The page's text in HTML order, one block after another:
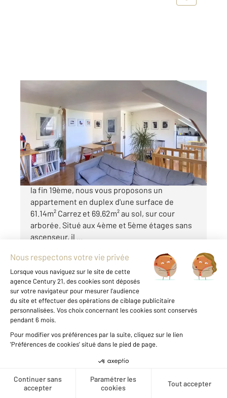
Créer une alerte
61,14 m
, 3 pièces
Ref : 31525
Appartement à vendre
525 000 €
Quartier Salpêtrière, dans une copropriété de
la fin 19ème, nous vous proposons un
appartement en duplex d'une surface de
61.14m² Carrez et 69.62m² au sol, sur cour
arborée. Situé aux 4ème et 5ème étages sans
ascenseur, il ...
Voir le détail du bien